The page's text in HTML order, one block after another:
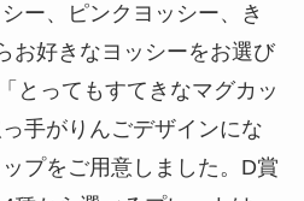
ー、ピンクヨッシー、き
お好きなヨッシーをお選び
とってもすてきなマグカッ
手がりんごデザインにな
プをご用意しました。D賞